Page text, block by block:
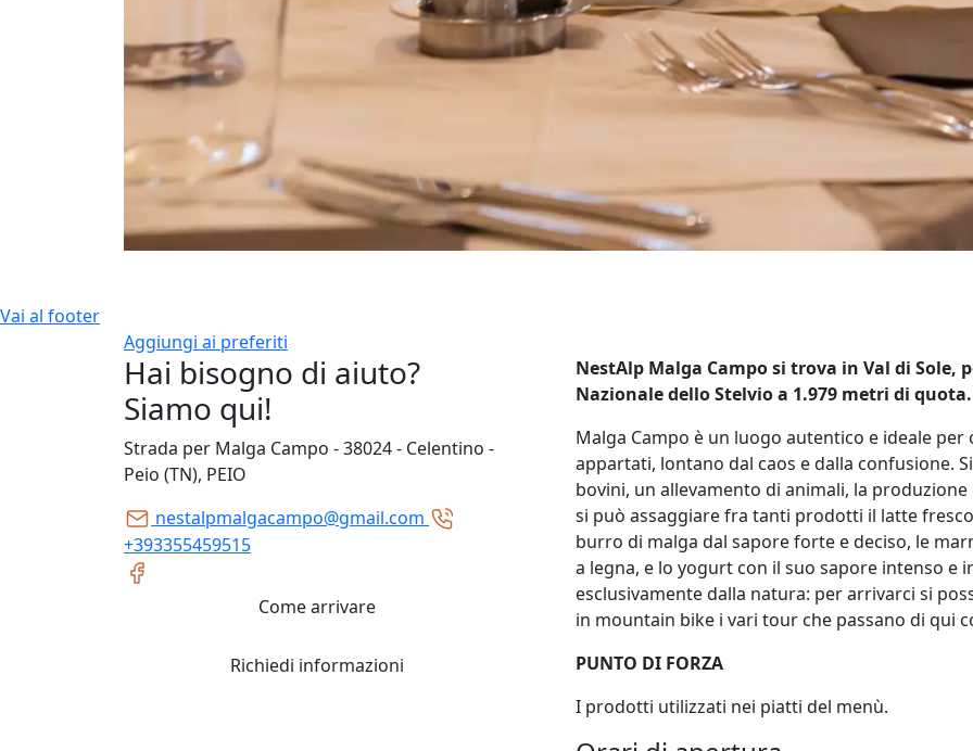
Vai al footer
Aggiungi ai preferiti
Hai bisogno di aiuto?
Siamo qui!
Strada per Malga Campo - 38024 - Celentino -
Peio (TN), PEIO
nestalpmalgacampo@gmail.com
+393355459515
Come arrivare
Richiedi informazioni
NestAlp Malga Campo si trova in Val di Sole,
Nazionale dello Stelvio a 1.979 metri di
Malga Campo è un luogo autentico e ideale per
appartati, lontano dal caos e dalla confusione.
bovini, un allevamento di animali, la
si può assaggiare fra tanti prodotti il latte
burro di malga dal sapore forte e deciso, le
a legna, e lo yogurt con il suo sapore intenso e
esclusivamente dalla natura: per arrivarci si
in mountain bike i vari tour che passano di qui
PUNTO DI FORZA
I prodotti utilizzati nei piatti del menù.